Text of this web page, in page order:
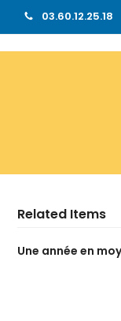
03.60.12.25.18
Related Items
Une année en